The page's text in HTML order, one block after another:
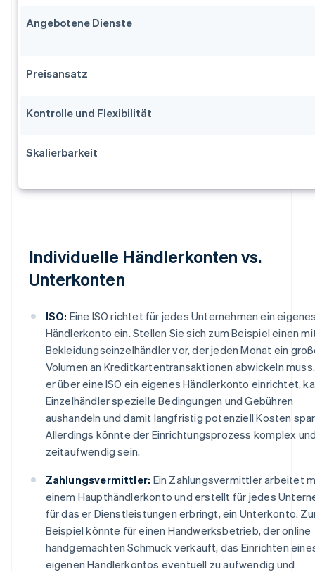
Angebotene Dienste
Preisansatz
Kontrolle und Flexibilität
Skalierbarkeit
Individuelle Händlerkonten vs.
Unterkonten
ISO: Eine ISO richtet für jedes Unternehmen ein
Händlerkonto ein. Stellen Sie sich zum Beispiel einen
Bekleidungseinzelhändler vor, der jeden Monat ein
Volumen an Kreditkartentransaktionen abwickeln
er über eine ISO ein eigenes Händlerkonto einrichtet,
Einzelhändler spezielle Bedingungen und Gebühren
aushandeln und damit langfristig potenziell Kosten
Allerdings könnte der Einrichtungsprozess komplex
zeitaufwendig sein.
Zahlungsvermittler: Ein Zahlungsvermittler arbeitet
einem Haupthändlerkonto und erstellt für jedes
für das er Dienstleistungen erbringt, ein Unterkonto.
Beispiel könnte für einen Handwerksbetrieb, der online
handgemachten Schmuck verkauft, das Einrichten
eigenen Händlerkontos eventuell zu aufwendig und